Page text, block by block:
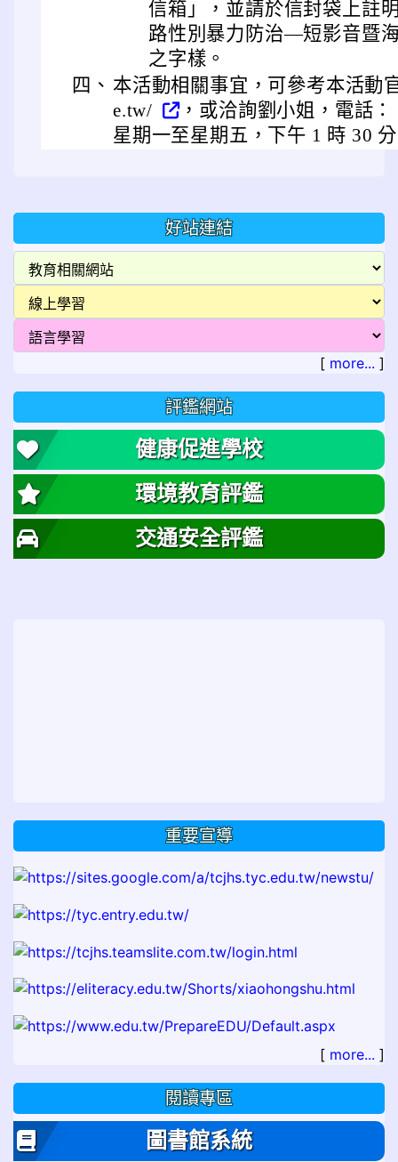
信箱」，並請於信封袋上註
路性別暴力防治—短影音暨
之字樣。
四、 本活動相關事宜，可參考本活動
e.tw/
，或洽詢劉小姐，電話
星期一至星期五，下午 1 時 30
好站連結
[ more... ]
評鑑網站
健康促進學校
環境教育評鑑
交通安全評鑑
重要宣導
[ more... ]
閱讀專區
圖書館系統